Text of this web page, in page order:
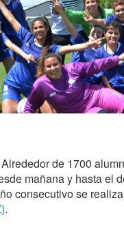
de 1700
mañana y hasta el
consecutivo se
).